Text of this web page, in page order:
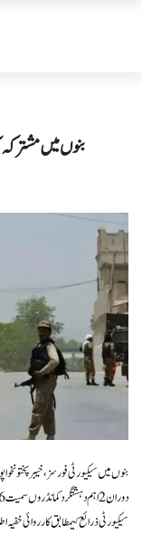
بنوں میں مشترکہ آپریشن، 2 اہم
بنوں میں سیکیورٹی فورسز،
دوران 2 اہم دہشتگرد کمانڈروں سمیت 16 دہشتگردوں کو ہلاک کرنے کا دعویٰ کیا ہے۔
سیکیورٹی ذرائع کیمطابق کارروائی